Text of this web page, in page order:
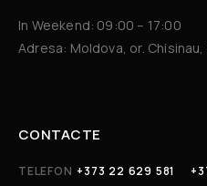
In Weekend: 09:00 – 17:00
Adresa: Moldova, or.
CONTACTE
TELEFON +373 22 629 581